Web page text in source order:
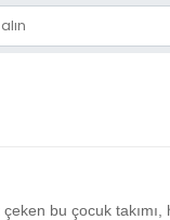
bu çocuk takımı,